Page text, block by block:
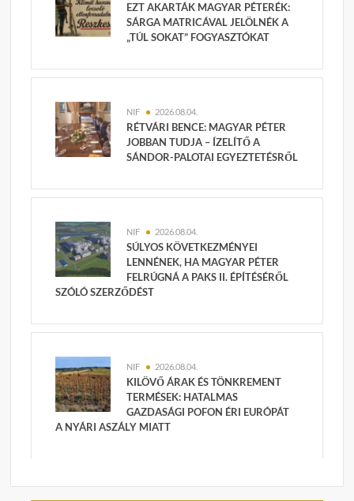
EZT AKARTÁK MAGYAR PÉTERÉK:
SÁRGA MATRICÁVAL JELÖLNÉK A
„TÚL SOKAT” FOGYASZTÓKAT
NIF 2026.08.04.
RÉTVÁRI BENCE: MAGYAR PÉTER
JOBBAN TUDJA – ÍZELÍTŐ A
SÁNDOR-PALOTAI EGYEZTETÉSRŐL
NIF 2026.08.04.
SÚLYOS KÖVETKEZMÉNYEI
LENNÉNEK, HA MAGYAR PÉTER
FELRÚGNÁ A PAKS II. ÉPÍTÉSÉRŐL
SZÓLÓ SZERZŐDÉST
NIF 2026.08.04.
KILÖVŐ ÁRAK ÉS TÖNKREMENT
TERMÉSEK: HATALMAS
GAZDASÁGI POFON ÉRI EURÓPÁT
A NYÁRI ASZÁLY MIATT